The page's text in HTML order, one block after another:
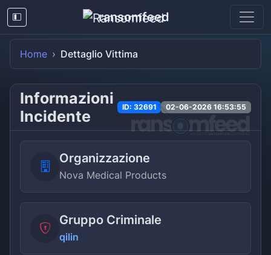
ransomfeed
Home Dettaglio Vittima
Informazioni
Incidente
ID: 32691 02-06-2026 16:53:55
Organizzazione
Nova Medical Products
Gruppo Criminale
qilin